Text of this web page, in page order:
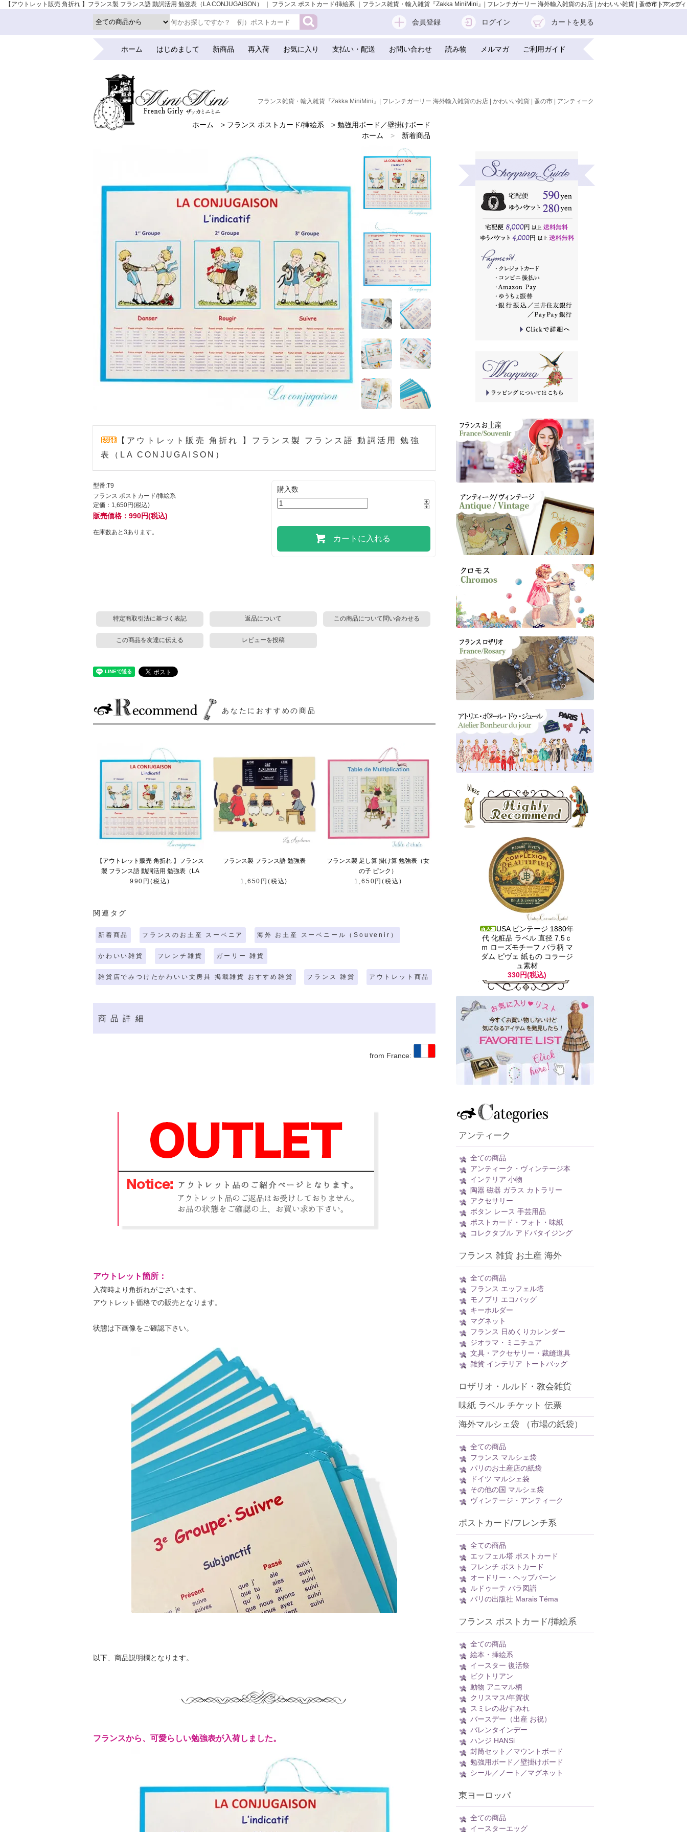
【アウトレット販売 角折れ 】フランス製 フランス語 動詞活用 勉強表（LA CONJUGAISON） ｜ フランス ポストカード/挿絵系 ｜フランス雑貨・輸入雑貨『Zakka MiniMini』| フレンチガーリー 海外輸入雑貨のお店 | かわいい雑貨 | 蚤の市 | アンティ
サイトマップ
会員登録 ログイン カートを見る
ホーム はじめまして 新商品 再入荷 お気に入り 支払い・配送 お問い合わせ 読み物 メルマガ ご利用ガイド
フランス雑貨・輸入雑貨『Zakka MiniMini』| フレンチガーリー 海外輸入雑貨のお店 | かわいい雑貨 | 蚤の市 | アンティーク
ホーム > フランス ポストカード/挿絵系 > 勉強用ボード／壁掛けボード
ホーム
>
新着商品
海外 お土産 スーベニール（Souvenir）
>
かわいい雑貨
ホーム
>
フレンチ雑貨
ホーム
>
ガーリー 雑貨
ホーム
>
雑貨店でみつけたかわいい文房具 掲載雑貨 おすすめ雑貨
ホーム
>
フランス 雑貨
アウトレット商品
【アウトレット販売 角折れ 】フランス製 フランス語 動詞活用 勉強
表（LA CONJUGAISON）
型番:T9
フランス ポストカード/挿絵系
定価：1,650円(税込)
販売価格：990円(税込)
在庫数あと3あります。
購入数
カートに入れる
特定商取引法に基づく表記 返品について この商品について問い合わせる
この商品を友達に伝える レビューを投稿
あなたにおすすめの商品
【アウトレット販売 角折れ 】フランス
製 フランス語 動詞活用 勉強表（LA
CONJUGAISON）
990円(税込)
フランス製 フランス語 勉強表
1,650円(税込)
フランス製 足し算 掛け算 勉強表（女
の子 ピンク）
1,650円(税込)
関連タグ
新着商品 フランスのお土産 スーベニア 海外 お土産 スーベニール（Souvenir）
かわいい雑貨 フレンチ雑貨 ガーリー 雑貨
雑貨店でみつけたかわいい文房具 掲載雑貨 おすすめ雑貨 フランス 雑貨 アウトレット商品
商品詳細
from France:
アウトレット箇所：
入荷時より角折れがございます。
アウトレット価格での販売となります。
状態は下画像をご確認下さい。
以下、商品説明欄となります。
フランスから、可愛らしい勉強表が入荷しました。
USA ビンテージ 1880年
代 化粧品 ラベル 直径 7.5ｃ
ｍ ローズモチーフ バラ柄 マ
ダム ピヴェ 紙もの コラージ
ュ素材
330円(税込)
アンティーク
全ての商品
アンティーク・ヴィンテージ本
インテリア 小物
陶器 磁器 ガラス カトラリー
アクセサリー
ボタン レース 手芸用品
ポストカード・フォト・味紙
コレクタブル アドバタイジング
フランス 雑貨 お土産 海外
全ての商品
フランス エッフェル塔
モノプリ エコバッグ
キーホルダー
マグネット
フランス 日めくりカレンダー
ジオラマ・ミニチュア
文具・アクセサリー・裁縫道具
雑貨 インテリア トートバッグ
ロザリオ・ルルド・教会雑貨
味紙 ラベル チケット 伝票
海外マルシェ袋 （市場の紙袋）
全ての商品
フランス マルシェ袋
パリのお土産店の紙袋
ドイツ マルシェ袋
その他の国 マルシェ袋
ヴィンテージ・アンティーク
ポストカード/フレンチ系
全ての商品
エッフェル塔 ポストカード
フレンチ ポストカード
オードリー・ヘップバーン
ルドゥーテ バラ図譜
パリの出版社 Marais Téma
フランス ポストカード/挿絵系
全ての商品
絵本・挿絵系
イースター 復活祭
ビクトリアン
動物 アニマル柄
クリスマス/年賀状
スミレの花/すみれ
バースデー（出産 お祝）
バレンタインデー
ハンジ HANSi
封筒セット／マウントボード
勉強用ボード／壁掛けボード
シール／ノート／マグネット
東ヨーロッパ
全ての商品
イースターエッグ